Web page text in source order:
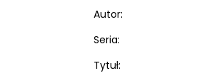
Autor:
Seria:
Tytuł: